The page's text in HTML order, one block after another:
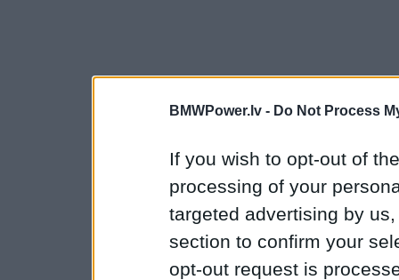
BMWPower.lv - Do Not Process
If you wish to opt-out of
processing of your
targeted advertising by
section to confirm your
opt-out request is